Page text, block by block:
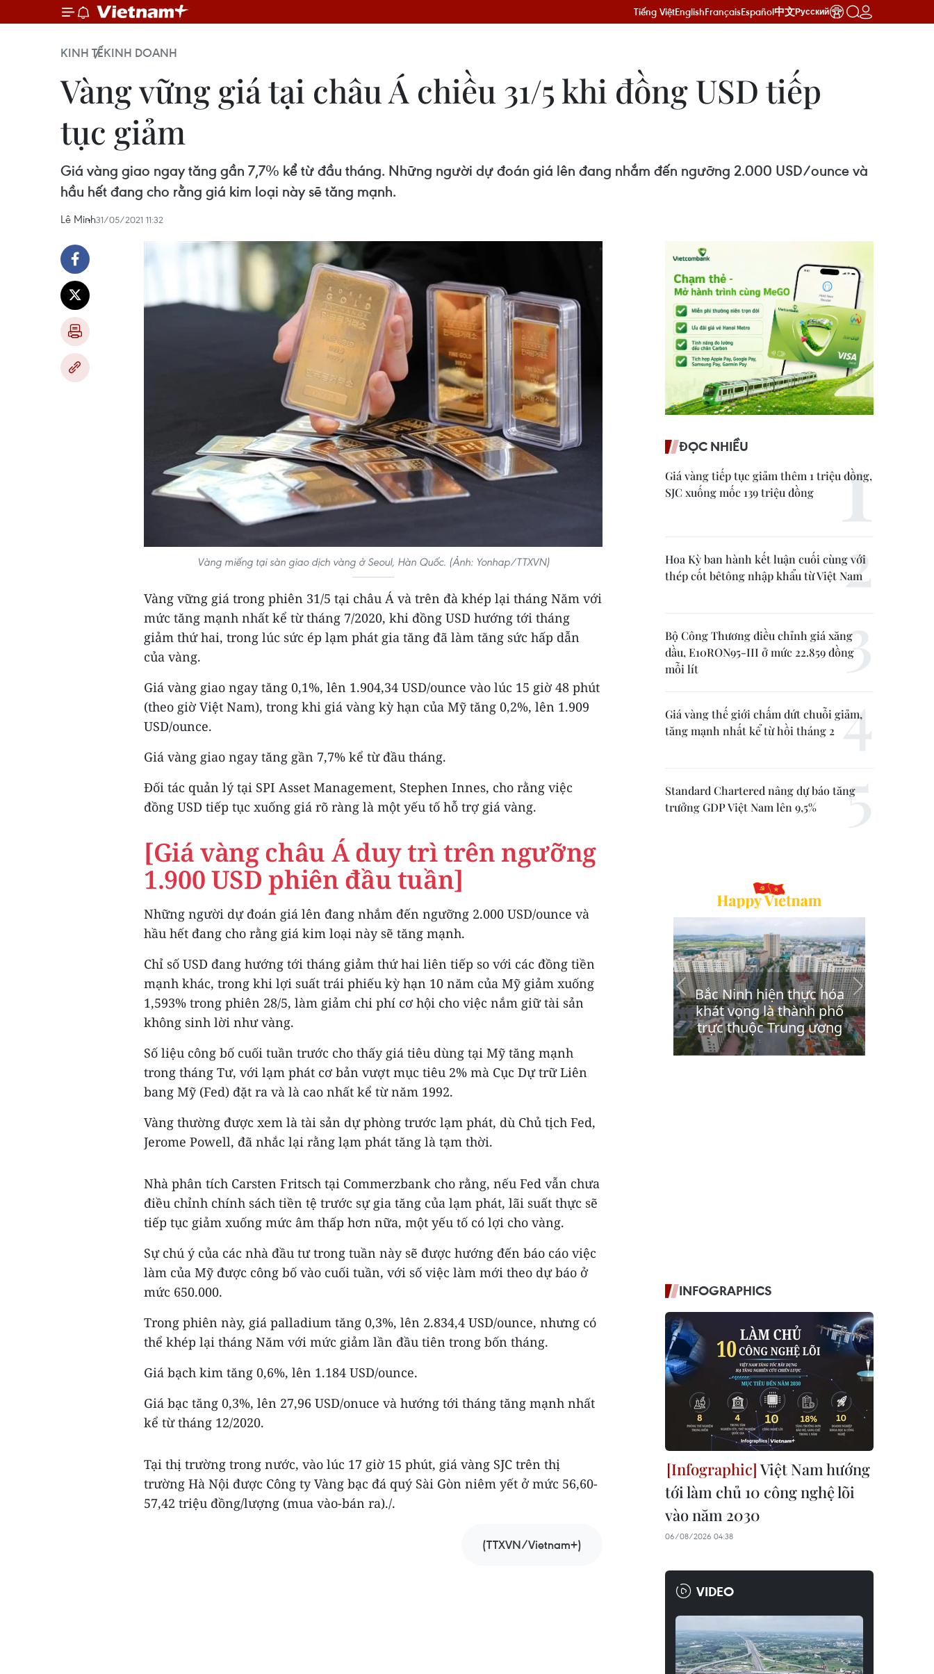
Tiếng ViệtEnglishFrançaisEspañol中文Русский
KINH TẾKINH DOANH
Vàng vững giá tại châu Á chiều 31/5 khi đồng USD tiếp
tục giảm
Giá vàng giao ngay tăng gần 7,7% kể từ đầu tháng. Những người dự đoán giá lên đang nhắm đến ngưỡng 2.000 USD/ounce và
hầu hết đang cho rằng giá kim loại này sẽ tăng mạnh.
Lê Minh31/05/2021 11:32
Vàng miếng tại sàn giao dịch vàng ở Seoul, Hàn Quốc. (Ảnh: Yonhap/TTXVN)
Vàng vững giá trong phiên 31/5 tại châu Á và trên đà khép lại tháng Năm với
mức tăng mạnh nhất kể từ tháng 7/2020, khi đồng USD hướng tới tháng
giảm thứ hai, trong lúc sức ép lạm phát gia tăng đã làm tăng sức hấp dẫn
của vàng.
Giá vàng giao ngay tăng 0,1%, lên 1.904,34 USD/ounce vào lúc 15 giờ 48 phút
(theo giờ Việt Nam), trong khi giá vàng kỳ hạn của Mỹ tăng 0,2%, lên 1.909
USD/ounce.
Giá vàng giao ngay tăng gần 7,7% kể từ đầu tháng.
Đối tác quản lý tại SPI Asset Management, Stephen Innes, cho rằng việc
đồng USD tiếp tục xuống giá rõ ràng là một yếu tố hỗ trợ giá vàng.
[Giá vàng châu Á duy trì trên ngưỡng
1.900 USD phiên đầu tuần]
Những người dự đoán giá lên đang nhắm đến ngưỡng 2.000 USD/ounce và
hầu hết đang cho rằng giá kim loại này sẽ tăng mạnh.
Chỉ số USD đang hướng tới tháng giảm thứ hai liên tiếp so với các đồng tiền
mạnh khác, trong khi lợi suất trái phiếu kỳ hạn 10 năm của Mỹ giảm xuống
1,593% trong phiên 28/5, làm giảm chi phí cơ hội cho việc nắm giữ tài sản
không sinh lời như vàng.
Số liệu công bố cuối tuần trước cho thấy giá tiêu dùng tại Mỹ tăng mạnh
trong tháng Tư, với lạm phát cơ bản vượt mục tiêu 2% mà Cục Dự trữ Liên
bang Mỹ (Fed) đặt ra và là cao nhất kể từ năm 1992.
Vàng thường được xem là tài sản dự phòng trước lạm phát, dù Chủ tịch Fed,
Jerome Powell, đã nhắc lại rằng lạm phát tăng là tạm thời.
Nhà phân tích Carsten Fritsch tại Commerzbank cho rằng, nếu Fed vẫn chưa
điều chỉnh chính sách tiền tệ trước sự gia tăng của lạm phát, lãi suất thực sẽ
tiếp tục giảm xuống mức âm thấp hơn nữa, một yếu tố có lợi cho vàng.
Sự chú ý của các nhà đầu tư trong tuần này sẽ được hướng đến báo cáo việc
làm của Mỹ được công bố vào cuối tuần, với số việc làm mới theo dự báo ở
mức 650.000.
Trong phiên này, giá palladium tăng 0,3%, lên 2.834,4 USD/ounce, nhưng có
thể khép lại tháng Năm với mức giảm lần đầu tiên trong bốn tháng.
Giá bạch kim tăng 0,6%, lên 1.184 USD/ounce.
Giá bạc tăng 0,3%, lên 27,96 USD/onuce và hướng tới tháng tăng mạnh nhất
kể từ tháng 12/2020.
Tại thị trường trong nước, vào lúc 17 giờ 15 phút, giá vàng SJC trên thị
trường Hà Nội được Công ty Vàng bạc đá quý Sài Gòn niêm yết ở mức 56,60-
57,42 triệu đồng/lượng (mua vào-bán ra)./.
(TTXVN/Vietnam+)
ĐỌC NHIỀU
Giá vàng tiếp tục giảm thêm 1 triệu đồng,
SJC xuống mốc 139 triệu đồng
Hoa Kỳ ban hành kết luận cuối cùng với
thép cốt bêtông nhập khẩu từ Việt Nam
Bộ Công Thương điều chỉnh giá xăng
dầu, E10RON95-III ở mức 22.859 đồng
mỗi lít
Giá vàng thế giới chấm dứt chuỗi giảm,
tăng mạnh nhất kể từ hồi tháng 2
Standard Chartered nâng dự báo tăng
trưởng GDP Việt Nam lên 9,5%
INFOGRAPHICS
Việt Nam hướng
tới làm chủ 10 công nghệ lõi
vào năm 2030
06/08/2026 04:38
VIDEO